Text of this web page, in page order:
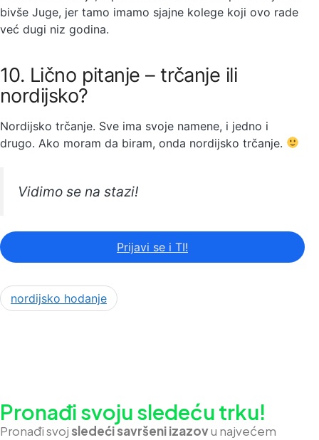
bivše Juge, jer tamo imamo sjajne kolege koji ovo rade
već dugi niz godina.
10. Lično pitanje – trčanje ili
nordijsko?
Nordijsko trčanje. Sve ima svoje namene, i jedno i
drugo. Ako moram da biram, onda nordijsko trčanje.
Vidimo se na stazi!
Prijavi se i TI!
nordijsko hodanje
Pronađi svoju sledeću trku!
Pronađi svojsledeći savršeni izazovu najvećem